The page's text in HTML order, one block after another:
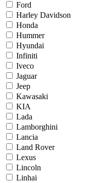
Ford
Harley Davidson
Honda
Hummer
Hyundai
Infiniti
Iveco
Jaguar
Jeep
Kawasaki
KIA
Lada
Lamborghini
Lancia
Land Rover
Lexus
Lincoln
Linhai